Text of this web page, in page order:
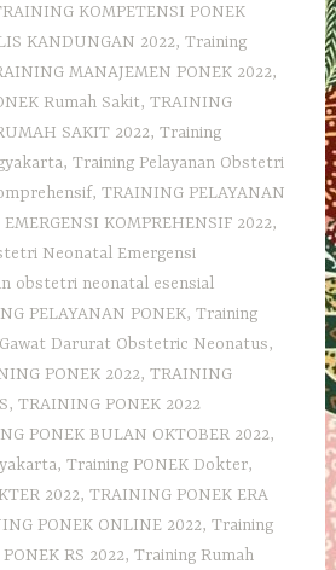
KOMPETENSI PONEK
KANDUNGAN 2022,Training
MANAJEMEN PONEK 2022,
Rumah Sakit,TRAINING
SAKIT 2022,Training
,Training Pelayanan Obstetri
,TRAINING PELAYANAN
KOMPREHENSIF 2022,
Neonatal Emergensi
obstetri neonatal esensial
PELAYANAN PONEK,Training
Darurat Obstetric Neonatus,
PONEK 2022,TRAINING
,TRAINING PONEK 2022
PONEK BULAN OKTOBER 2022,
,Training PONEK Dokter,
2022,TRAINING PONEK ERA
PONEK ONLINE 2022,Training
RS 2022,Training Rumah